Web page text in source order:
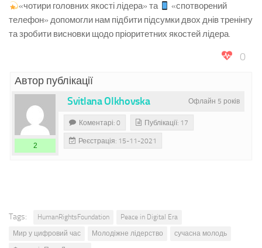
«чотири головних якості лідера» та
«спотворений
телефон» допомогли нам підбити підсумки двох днів тренінгу
та зробити висновки щодо пріоритетних якостей лідера.
0
Автор публікації
Офлайн 5 років
Svitlana Olkhovska
2
Коментарі: 0 Публікації: 17
Реєстрація: 15-11-2021
Tags: HumanRightsFoundation
Peace in Digital Era
Мир у цифровий час
Молодіжне лідерство
сучасна молодь